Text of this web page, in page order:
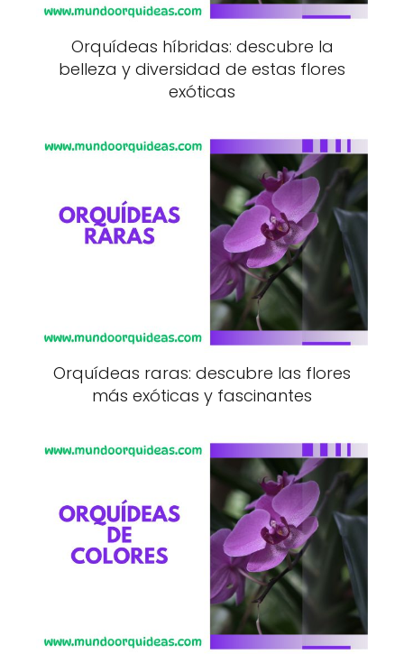
Orquídeas híbridas: descubre la
belleza y diversidad de estas flores
exóticas
Orquídeas raras: descubre las flores
más exóticas y fascinantes